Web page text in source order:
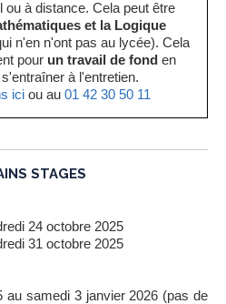
ou à distance. Cela peut être
et la Logique
n'en n'ont pas au lycée). Cela
pour un travail de fond en
à l'entretien.
iciou au 01 42 30 50 11
STAGES
24 octobre 2025
31 octobre 2025
au samedi 3 janvier 2026 (pas de